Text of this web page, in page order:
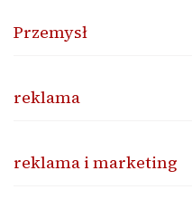
Przemysł
reklama
reklama i marketing